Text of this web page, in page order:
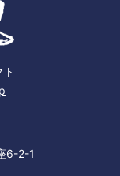
6-2-1